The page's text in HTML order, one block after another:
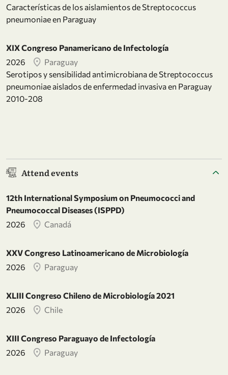
Características de los aislamientos de Streptococcus
pneumoniae en Paraguay
XIX Congreso Panamericano de Infectología
2026
Paraguay
Serotipos y sensibilidad antimicrobiana de Streptococcus
pneumoniae aislados de enfermedad invasiva en Paraguay
2010-208
Attend events
12th International Symposium on Pneumococci and
Pneumococcal Diseases (ISPPD)
2026
Canadá
XXV Congreso Latinoamericano de Microbiología
2026
Paraguay
XLIII Congreso Chileno de Microbiología 2021
2026
Chile
XIII Congreso Paraguayo de Infectología
2026
Paraguay